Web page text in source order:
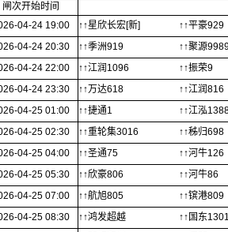
闸次开始时间
04-24 19:00 ↑↑星欣长宏[新] ↑↑平豪929
04-24 20:30 ↑↑季洲919 ↑↑聚源
04-24 22:00 ↑↑江润1096 ↑↑振荣9
04-24 23:30 ↑↑万达618 ↑↑江润816
04-25 01:00 ↑↑捷通1 ↑↑江泓
04-25 02:30 ↑↑重轮集3016 ↑↑秭归698
04-25 04:00 ↑↑圣通75 ↑↑河牛126
04-25 05:30 ↑↑欣豪806 ↑↑河牛86
04-25 07:00 ↑↑航旭805 ↑↑镔港809
04-25 08:30 ↑↑鸿发超越 ↑↑国东